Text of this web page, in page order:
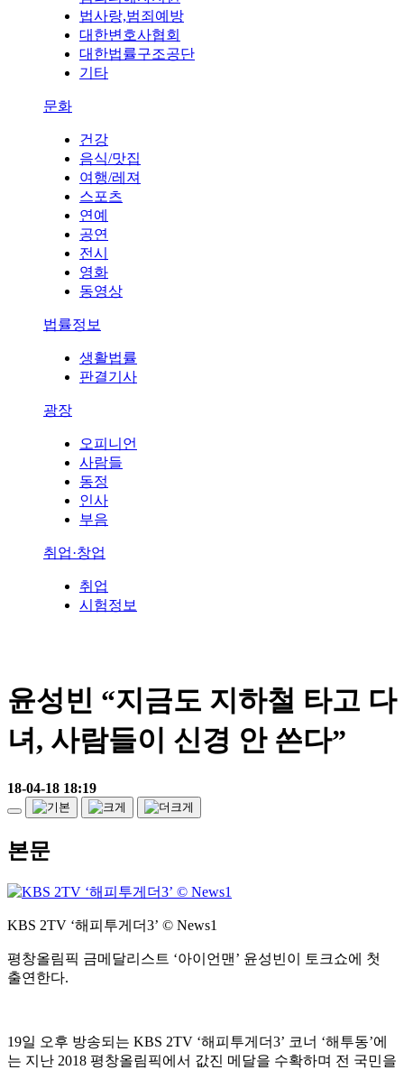
법사랑,범죄예방
대한변호사협회
대한법률구조공단
기타
문화
건강
음식/맛집
여행/레져
스포츠
연예
공연
전시
영화
동영상
법률정보
생활법률
판결기사
광장
오피니언
사람들
동정
인사
부음
취업·창업
취업
시험정보
윤성빈 “지금도 지하철 타고 다
녀, 사람들이 신경 안 쓴다”
18-04-18 18:19
본문
KBS 2TV ‘해피투게더3’ © News1
평창올림픽 금메달리스트 ‘아이언맨’ 윤성빈이 토크쇼에 첫
출연한다.
19일 오후 방송되는 KBS 2TV ‘해피투게더3’ 코너 ‘해투동’에
는 지난 2018 평창올림픽에서 값진 메달을 수확하며 전 국민을